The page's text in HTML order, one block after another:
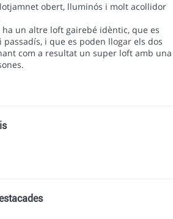
obert, lluminós i molt acollidor
un altre loft gairebé idèntic, que es
i que es poden llogar els dos
com a resultat un super loft amb una